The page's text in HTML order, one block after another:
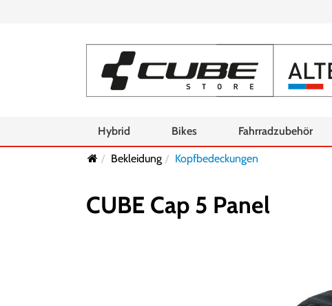
Hybrid Bikes Fahrradzubehör
Bekleidung Kopfbedeckungen
CUBE Cap 5 Panel